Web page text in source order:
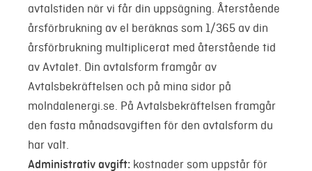
avtalstiden när vi får din uppsägning. Återstående
årsförbrukning av el beräknas som 1/365 av din
årsförbrukning multiplicerat med återstående tid
av Avtalet. Din avtalsform framgår av
Avtalsbekräftelsen och på mina sidor på
molndalenergi.se. På Avtalsbekräftelsen framgår
den fasta månadsavgiften för den avtalsform du
har valt.
Administrativ avgift: kostnader som uppstår för